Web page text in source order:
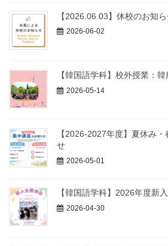
【2026.06.03】休校のお知
2026-06-02
【韓国語学科】校外授業：韓
2026-05-14
【2026-2027年度】夏休み
せ
2026-05-01
【韓国語学科】2026年度新
2026-04-30